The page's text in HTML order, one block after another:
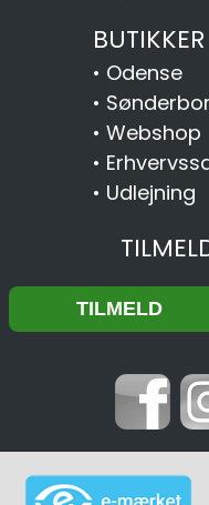
BUTIKKER
• Odense
•
• Webshop
•
• Udlejning